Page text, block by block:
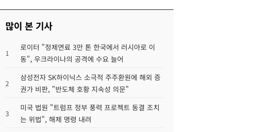
많이 본 기사
1
로이터 "정제연료 3만 톤 한국에서 러시아로 이
동", 우크라이나의 공격에 수요 늘어
2
삼성전자 SK하이닉스 소극적 주주환원에 해외 증
권가 비판, "반도체 호황 지속성 의문"
3
미국 법원 "트럼프 정부 풍력 프로젝트 동결 조치
는 위법", 해제 명령 내려